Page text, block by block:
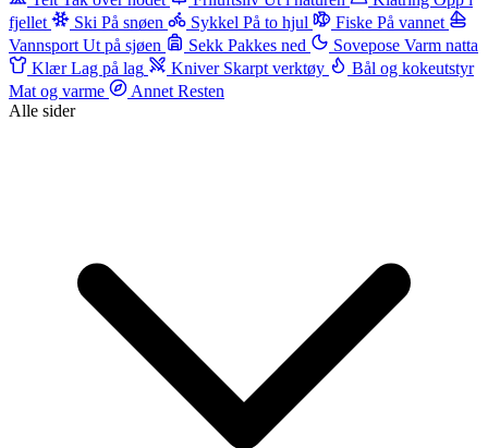
fjellet
Ski På snøen Sykkel På to hjul Fiske På vannet
Vannsport Ut på sjøen Sekk Pakkes ned Sovepose Varm natta
KlærLag på lag Kniver Skarpt verktøy
Bål og kokeutstyr
Mat og varme
Annet Resten
Alle sider